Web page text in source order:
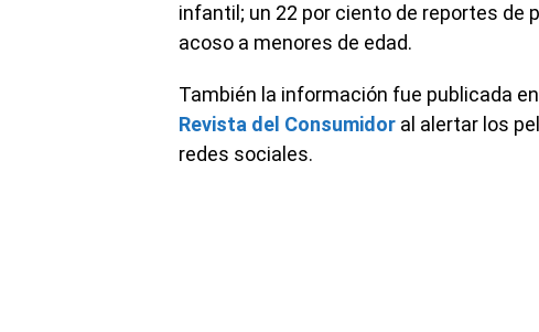
infantil; un 22 por ciento de reportes de
acoso a menores de edad.
También la información fue publicada
Revista del Consumidor al alertar los
redes sociales.